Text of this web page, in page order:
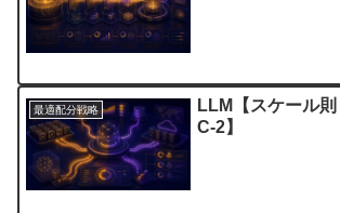
最適配分戦略
LLM【スケール
C-2】